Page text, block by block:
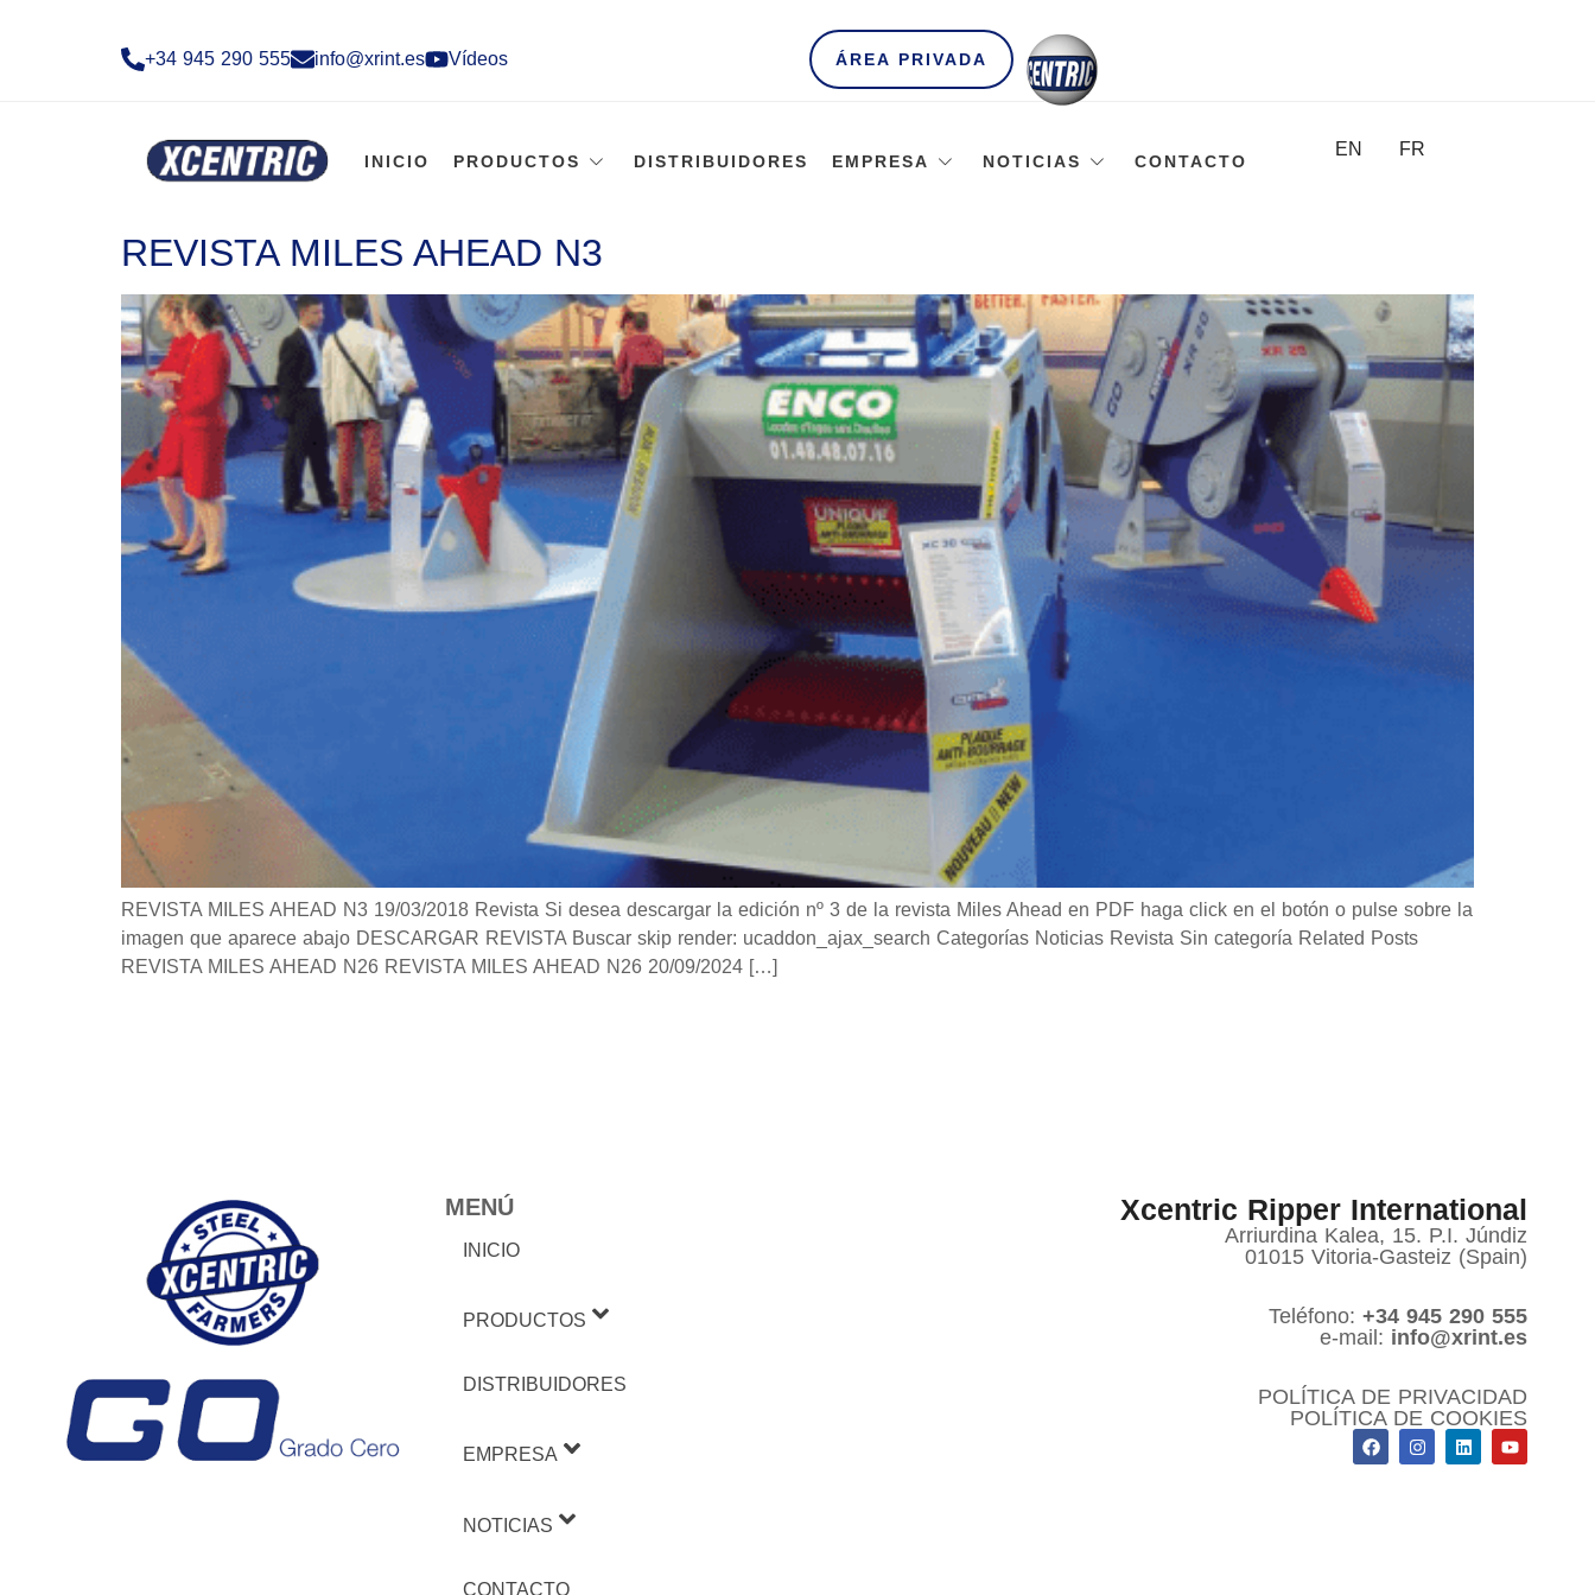
+34 945 290 555​ info@xrint.es Vídeos ÁREA PRIVADA
INICIO PRODUCTOS DISTRIBUIDORES EMPRESA NOTICIAS CONTACTO
EN FR
REVISTA MILES AHEAD N3
REVISTA MILES AHEAD N3 19/03/2018 Revista Si desea descargar la edición nº 3 de la revista Miles Ahead en PDF haga click en el botón o pulse sobre la
imagen que aparece abajo DESCARGAR REVISTA Buscar skip render: ucaddon_ajax_search Categorías Noticias Revista Sin categoría Related Posts
REVISTA MILES AHEAD N26 REVISTA MILES AHEAD N26 20/09/2024 […]
MENÚ
INICIO
PRODUCTOS
DISTRIBUIDORES
EMPRESA
NOTICIAS
CONTACTO
Xcentric Ripper International
Arriurdina Kalea, 15. P.I. Júndiz
01015 Vitoria-Gasteiz (Spain)
Teléfono: +34 945 290 555
e-mail: info@xrint.es
POLÍTICA DE PRIVACIDAD
POLÍTICA DE COOKIES